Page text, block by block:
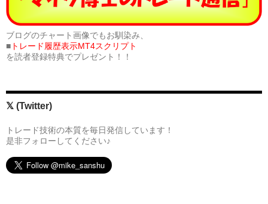
ブログのチャート画像でもお馴染み、
■ トレード履歴表示MT4スクリプト
を読者登録特典でプレゼント！！
𝕏 (Twitter)
トレード技術の本質を毎日発信しています！
是非フォローしてください♪